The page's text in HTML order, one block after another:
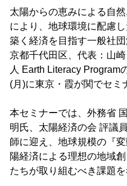
太陽からの恵みによる自
により、地球環境に配慮
築く経済を目指す一般社
京都千代田区、代表：山
人 Earth Literacy Program
(月)に東京・霞が関でセミ
本セミナーでは、外務省
明氏、太陽経済の会 評議
師に迎え、地球規模の『
陽経済による理想の地域
たちが取り組むべき課題を